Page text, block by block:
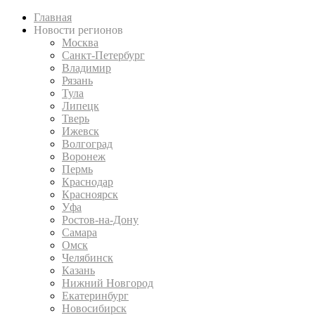
Главная
Новости регионов
Москва
Санкт-Петербург
Владимир
Рязань
Тула
Липецк
Тверь
Ижевск
Волгоград
Воронеж
Пермь
Краснодар
Красноярск
Уфа
Ростов-на-Дону
Самара
Омск
Челябинск
Казань
Нижний Новгород
Екатеринбург
Новосибирск